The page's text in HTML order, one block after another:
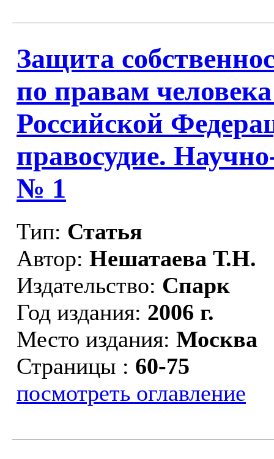
Защита
по правам
Российской
правосудие.
№ 1
Тип: Статья
Автор: Нешатаева Т.Н.
Издательство: Спарк
Год издания: 2006 г.
Место издания: Москва
Страницы : 60-75
посмотреть оглавление